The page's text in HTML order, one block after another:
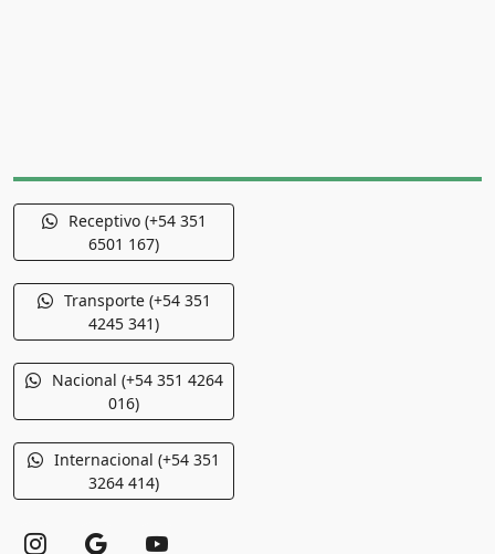
Receptivo (+54 351
6501 167)
Transporte (+54 351
4245 341)
Nacional (+54 351 4264
016)
Internacional (+54 351
3264 414)